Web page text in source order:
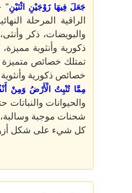
جَعَلَ فِيهَا زَوْجَيْنِ اثْنَيْنِ"
الراقية المرحلة
والبويضات، ذكر
ذكورية وأنثوية
تمتلك خصائص متميزة
خصائص ذكورية وأنثوية
مِمَّا تُنْبِتُ الْأَرْضُ وَمِنْ
والحيوانات والنباتات
شحنات موجبة وسالبة،
كل شيء على شكل